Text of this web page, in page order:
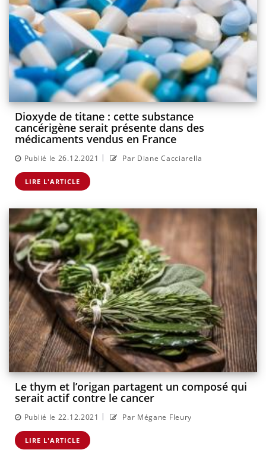
Dioxyde de titane : cette substance
cancérigène serait présente dans des
médicaments vendus en France
Publié le 26.12.2021 | Par Diane Cacciarella
LIRE L'ARTICLE
Le thym et l’origan partagent un composé qui
serait actif contre le cancer
Publié le 22.12.2021 | Par Mégane Fleury
LIRE L'ARTICLE